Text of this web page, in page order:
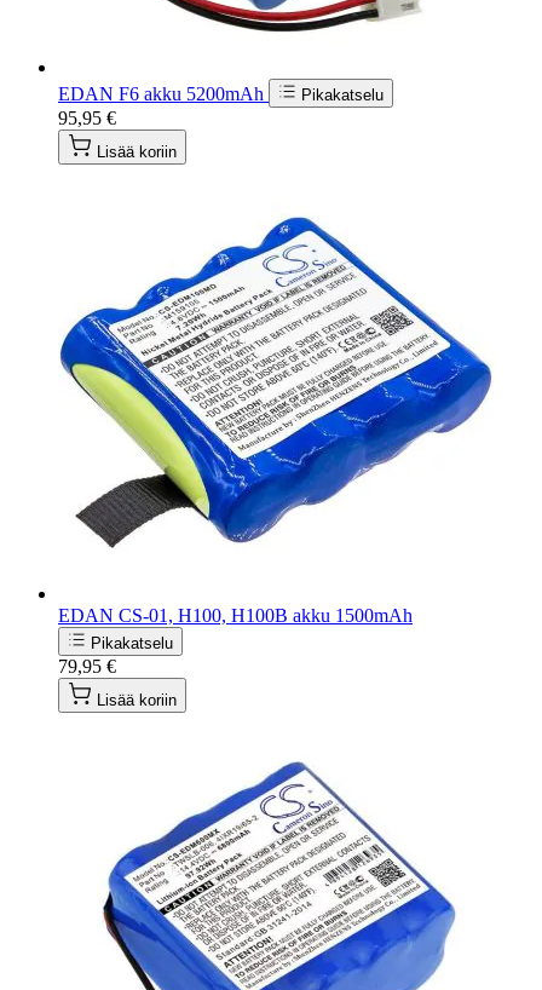
EDAN F6 akku 5200mAh Pikakatselu
95,95 €
Lisää koriin
EDAN CS-01, H100, H100B akku 1500mAh
Pikakatselu
79,95 €
Lisää koriin